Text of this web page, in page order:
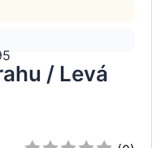
/ Levá